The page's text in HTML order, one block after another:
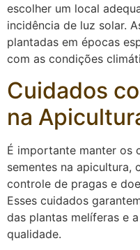
escolher um local
incidência de luz solar.
plantadas em épocas
com as condições
Cuidados
na
É importante manter os
sementes na apicultura,
controle de pragas e
Esses cuidados
das plantas melíferas e
qualidade.